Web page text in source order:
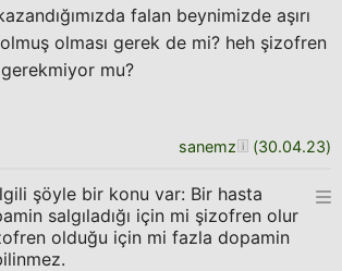
falan beynimizde aşırı
olması gerek de mi? heh şizofren
gerekmiyor mu?
sanemz (30.04.23)
şöyle bir konu var: Bir hasta
salgıladığı için mi şizofren olur
olduğu için mi fazla dopamin